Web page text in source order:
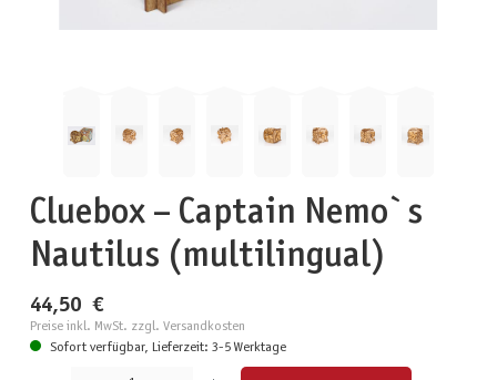
Cluebox – Captain Nemo`s
Nautilus (multilingual)
44,50 €
Preise inkl. MwSt. zzgl. Versandkosten
Sofort verfügbar, Lieferzeit: 3-5 Werktage
Produkt Anzahl: Gib den gewünschten Wert ein oder benutze die Schaltflächen um die Anzahl zu